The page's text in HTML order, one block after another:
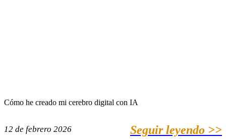
Cómo he creado mi cerebro digital con IA
12 de febrero 2026 Seguir leyendo >>